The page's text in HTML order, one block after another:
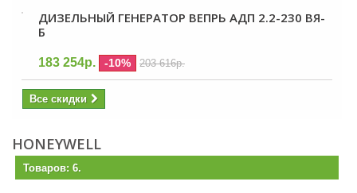
ДИЗЕЛЬНЫЙ ГЕНЕРАТОР ВЕПРЬ АДП 2.2-230 ВЯ-
Б
183 254р. -10% 203 616р.
Все скидки
HONEYWELL
Товаров: 6.